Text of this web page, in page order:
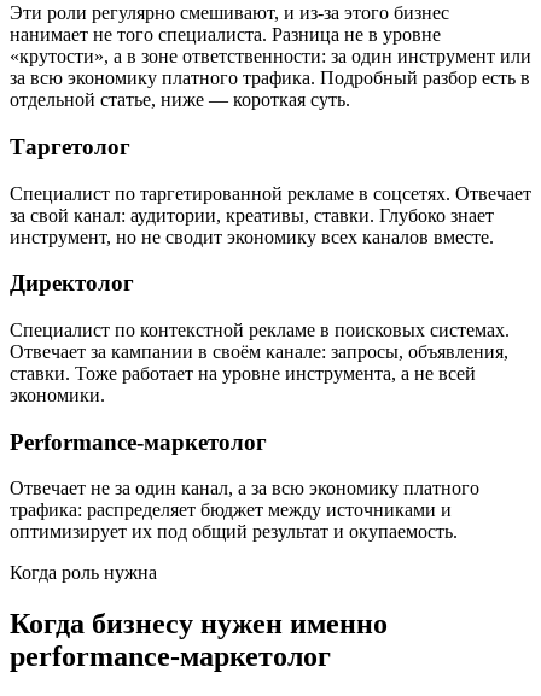
Эти роли регулярно смешивают, и из-за этого бизнес
нанимает не того специалиста. Разница не в уровне
«крутости», а в зоне ответственности: за один инструмент или
за всю экономику платного трафика. Подробный разбор есть в
отдельной статье, ниже — короткая суть.
Таргетолог
Специалист по таргетированной рекламе в соцсетях. Отвечает
за свой канал: аудитории, креативы, ставки. Глубоко знает
инструмент, но не сводит экономику всех каналов вместе.
Директолог
Специалист по контекстной рекламе в поисковых системах.
Отвечает за кампании в своём канале: запросы, объявления,
ставки. Тоже работает на уровне инструмента, а не всей
экономики.
Performance-маркетолог
Отвечает не за один канал, а за всю экономику платного
трафика: распределяет бюджет между источниками и
оптимизирует их под общий результат и окупаемость.
Когда роль нужна
Когда бизнесу нужен именно
performance-маркетолог